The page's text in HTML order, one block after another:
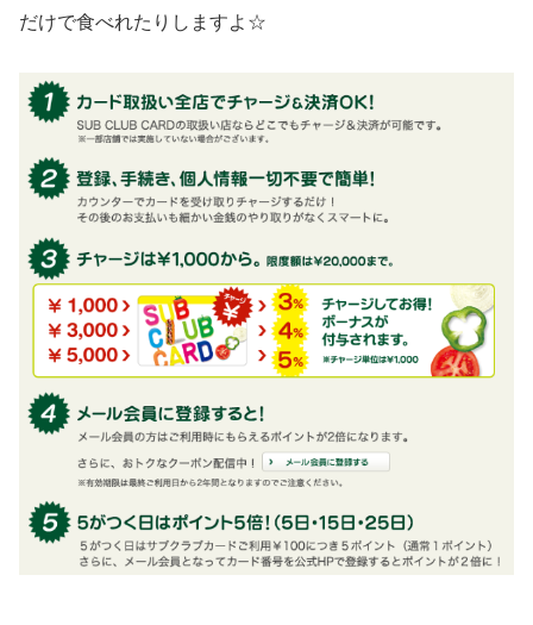
だけで食べれたりしますよ☆